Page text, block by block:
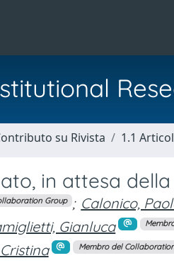
su Rivista 1.1
in attesa
Group ; Calonico,
Gianluca
Membro del